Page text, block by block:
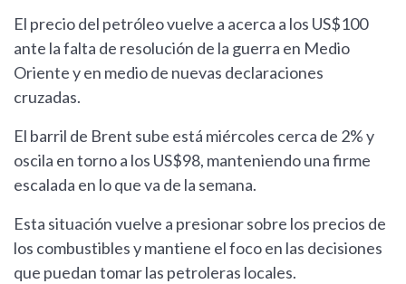
El precio del petróleo vuelve a acerca a los US$100
ante la falta de resolución de la guerra en Medio
Oriente y en medio de nuevas declaraciones
cruzadas.
El barril de Brent sube está miércoles cerca de 2% y
oscila en torno a los US$98, manteniendo una firme
escalada en lo que va de la semana.
Esta situación vuelve a presionar sobre los precios de
los combustibles y mantiene el foco en las decisiones
que puedan tomar las petroleras locales.